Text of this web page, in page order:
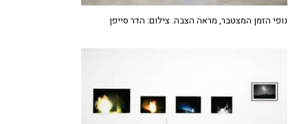
נופי הזמן המצטבר, מראה הצבה. צילום: הדר סייפן